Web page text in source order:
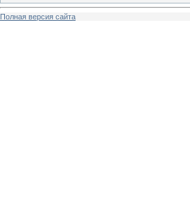
Полная версия сайта